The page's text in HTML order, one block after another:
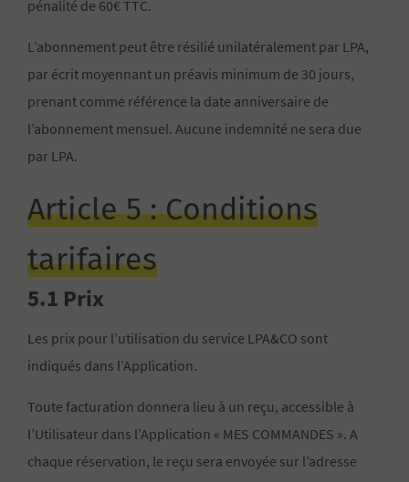
pénalité de 60€ TTC.
L’abonnement peut être résilié unilatéralement par LPA,
par écrit moyennant un préavis minimum de 30 jours,
prenant comme référence la date anniversaire de
l’abonnement mensuel. Aucune indemnité ne sera due
par LPA.
Article 5 : Conditions
tarifaires
5.1 Prix
Les prix pour l’utilisation du service LPA&CO sont
indiqués dans l’Application.
Toute facturation donnera lieu à un reçu, accessible à
l’Utilisateur dans l’Application « MES COMMANDES ». A
chaque réservation, le reçu sera envoyée sur l’adresse